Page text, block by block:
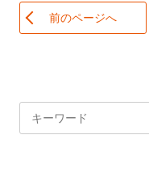
前のページへ